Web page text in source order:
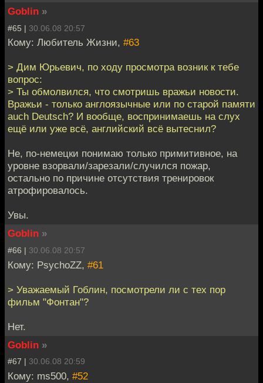
Goblin »
#65 | 30.06.08 20:57
Кому: Любитель Жизни, #63
> Дим Юрьевич, по ходу просмотра возник к тебе
вопрос:
> Ты обмолвился, что смотришь вражьи новости.
Вражьи - только англоязычные или по старой памяти
auch Deutsch? И вообще, воспринимаешь на слух
ещё или уже всё, английский всё вытеснил?
Не, по-немецки понимаю только примитивное, на
уровне взорвали/зарезали/случился пожар,
остально по причине отсутствия тренировок
атрофировалось.
Увы.
Goblin »
#66 | 30.06.08 20:57
Кому: PsychoZZ, #61
> Уважаемый Гоблин, посмотрели ли с тех пор
фильм "Фонтан"?
Нет.
Goblin »
#67 | 30.06.08 20:59
Кому: ms500, #52